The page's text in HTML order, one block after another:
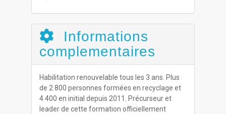
Informations
complementaires
Habilitation renouvelable tous les 3 ans. Plus
de 2 800 personnes formées en recyclage et
4 400 en initial depuis 2011. Précurseur et
leader de cette formation officiellement